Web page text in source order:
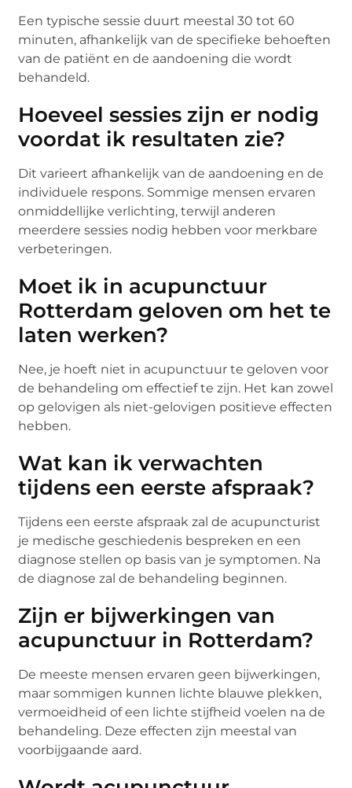
Een typische sessie duurt meestal 30 tot 60
minuten, afhankelijk van de specifieke behoeften
van de patiënt en de aandoening die wordt
behandeld.
Hoeveel sessies zijn er nodig
voordat ik resultaten zie?
Dit varieert afhankelijk van de aandoening en de
individuele respons. Sommige mensen ervaren
onmiddellijke verlichting, terwijl anderen
meerdere sessies nodig hebben voor merkbare
verbeteringen.
Moet ik in acupunctuur
Rotterdam geloven om het te
laten werken?
Nee, je hoeft niet in acupunctuur te geloven voor
de behandeling om effectief te zijn. Het kan zowel
op gelovigen als niet-gelovigen positieve effecten
hebben.
Wat kan ik verwachten
tijdens een eerste afspraak?
Tijdens een eerste afspraak zal de acupuncturist
je medische geschiedenis bespreken en een
diagnose stellen op basis van je symptomen. Na
de diagnose zal de behandeling beginnen.
Zijn er bijwerkingen van
acupunctuur in Rotterdam?
De meeste mensen ervaren geen bijwerkingen,
maar sommigen kunnen lichte blauwe plekken,
vermoeidheid of een lichte stijfheid voelen na de
behandeling. Deze effecten zijn meestal van
voorbijgaande aard.